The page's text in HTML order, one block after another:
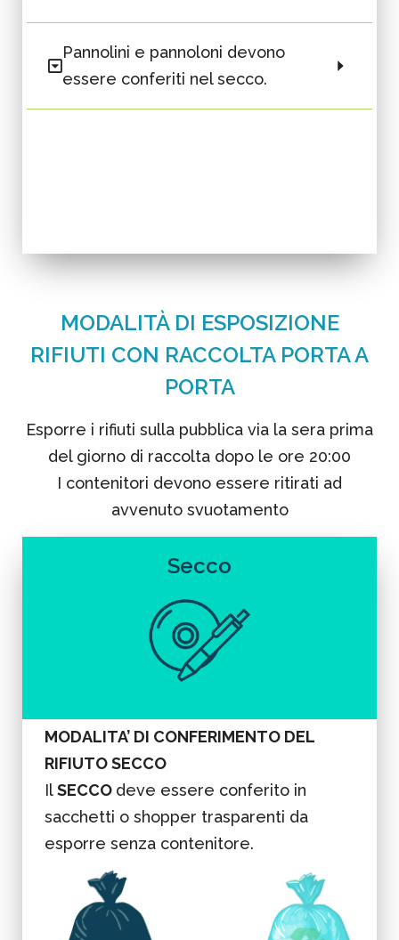
Pannolini e pannoloni devono
essere conferiti nel secco.
MODALITÀ DI ESPOSIZIONE
RIFIUTI CON RACCOLTA PORTA A
PORTA
Esporre i rifiuti sulla pubblica via la sera prima
del giorno di raccolta dopo le ore 20:00
I contenitori devono essere ritirati ad
avvenuto svuotamento
Secco
MODALITA’ DI CONFERIMENTO DEL
RIFIUTO SECCO
IlSECCO deve essere conferito in
sacchetti o shopper trasparenti da
esporre senza contenitore.
Non utilizzare sacchetti neri.